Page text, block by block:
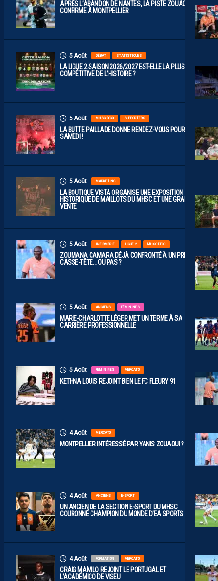
APRÈS L’ABANDON DE NANTES, LA PISTE ZOUAOUI SE
CONFIRME À MONTPELLIER
5 Août DÉBAT STATISTIQUES
LA LIGUE 2 SAISON 2026/2027 EST-ELLE LA PLUS
COMPÉTITIVE DE L’HISTOIRE ?
5 Août MHSC-DFCO SUPPORTERS
LA BUTTE PAILLADE DONNE RENDEZ-VOUS POUR
SAMEDI !
5 Août MARKETING
LA BOUTIQUE VISTA ORGANISE UNE EXPOSITION
HISTORIQUE DE MAILLOTS DU MHSC ET UNE GRANDE
VENTE
5 Août INFIRMERIE LIGUE 2 MHSC-DFCO
ZOUMANA CAMARA DÉJÀ CONFRONTÉ À UN PREMIER
CASSE-TÊTE… OU PAS ?
5 Août ANCIENS FÉMININES
MARIE-CHARLOTTE LÉGER MET UN TERME À SA
CARRIÈRE PROFESSIONNELLE
5 Août FÉMININES MERCATO
KETHNA LOUIS REJOINT BIEN LE FC FLEURY 91
4 Août MERCATO
MONTPELLIER INTÉRESSÉ PAR YANIS ZOUAOUI ?
4 Août ANCIENS E-SPORT
UN ANCIEN DE LA SECTION E-SPORT DU MHSC
COURONNÉ CHAMPION DU MONDE D’EA SPORTS FC
4 Août FORMATION MERCATO
CRAIG MAMILO REJOINT LE PORTUGAL ET
L’ACADÉMICO DE VISEU